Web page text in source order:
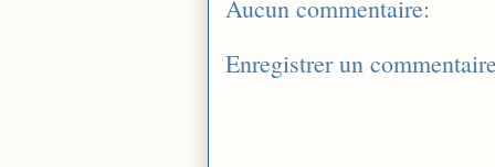
Aucun commentaire:
Enregistrer un